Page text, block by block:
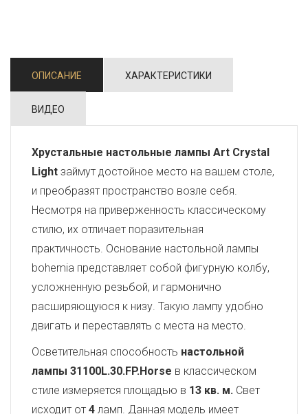
ОПИСАНИЕ ХАРАКТЕРИСТИКИ
ВИДЕО
Хрустальные настольные лампы Art Crystal
Light займут достойное место на вашем столе,
и преобразят пространство возле себя.
Несмотря на приверженность классическому
стилю, их отличает поразительная
практичность. Основание настольной лампы
bohemia представляет собой фигурную колбу,
усложненную резьбой, и гармонично
расширяющуюся к низу. Такую лампу удобно
двигать и переставлять с места на место.
Осветительная способность настольной
лампы 31100L.30.FP.Horse в классическом
стиле измеряется площадью в 13 кв. м. Свет
исходит от 4 ламп. Данная модель имеет